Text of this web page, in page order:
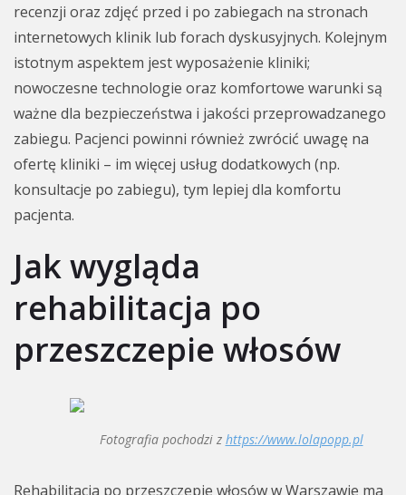
recenzji oraz zdjęć przed i po zabiegach na stronach
internetowych klinik lub forach dyskusyjnych. Kolejnym
istotnym aspektem jest wyposażenie kliniki;
nowoczesne technologie oraz komfortowe warunki są
ważne dla bezpieczeństwa i jakości przeprowadzanego
zabiegu. Pacjenci powinni również zwrócić uwagę na
ofertę kliniki – im więcej usług dodatkowych (np.
konsultacje po zabiegu), tym lepiej dla komfortu
pacjenta.
Jak wygląda
rehabilitacja po
przeszczepie włosów
Fotografia pochodzi z https://www.lolapopp.pl
Rehabilitacja po przeszczepie włosów w Warszawie ma